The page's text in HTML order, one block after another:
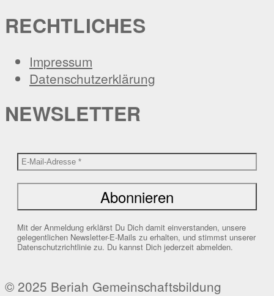
RECHTLICHES
Impressum
Datenschutzerklärung
NEWSLETTER
Mit der Anmeldung erklärst Du Dich damit einverstanden, unsere
gelegentlichen Newsletter-E-Mails zu erhalten, und stimmst unserer
Datenschutzrichtlinie zu. Du kannst Dich jederzeit abmelden.
© 2025 Beriah Gemeinschaftsbildung